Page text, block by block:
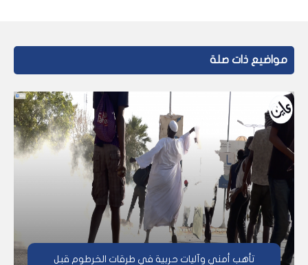
مواضيع ذات صلة
تأهب أمني وآليات حربية في طرقات الخرطوم قبل